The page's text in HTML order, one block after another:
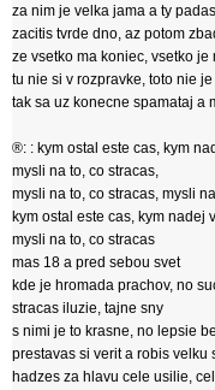
za nim je velka jama a ty padas
zacitis tvrde dno, az potom
ze vsetko ma koniec, vsetko je
tu nie si v rozpravke, toto nie je
tak sa uz konecne spamataj a
®: : kym ostal este cas, kym
mysli na to, co stracas,
mysli na to, co stracas, mysli
kym ostal este cas, kym nadej
mysli na to, co stracas
mas 18 a pred sebou svet
kde je hromada prachov, no
stracas iluzie, tajne sny
s nimi je to krasne, no lepsie
prestavas si verit a robis velku
hadzes za hlavu cele usilie,